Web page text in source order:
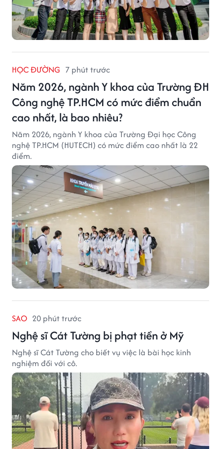
HỌC ĐƯỜNG 7 phút trước
Năm 2026, ngành Y khoa của Trường ĐH
Công nghệ TP.HCM có mức điểm chuẩn
cao nhất, là bao nhiêu?
Năm 2026, ngành Y khoa của Trường Đại học Công
nghệ TP.HCM (HUTECH) có mức điểm cao nhất là 22
điểm.
SAO 20 phút trước
Nghệ sĩ Cát Tường bị phạt tiền ở Mỹ
Nghệ sĩ Cát Tường cho biết vụ việc là bài học kinh
nghiệm đối với cô.